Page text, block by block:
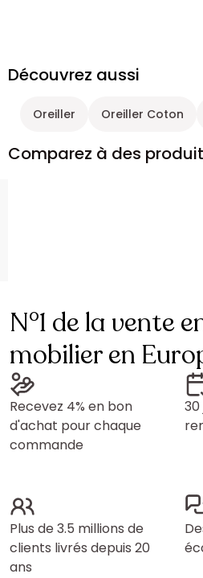
Découvrez aussi
Oreiller Oreiller Coton
Comparez à des
N°1 de la vente
mobilier en
Recevez 4% en bon
d'achat pour chaque
commande
Plus de 3.5 millions de
clients livrés depuis 20
ans